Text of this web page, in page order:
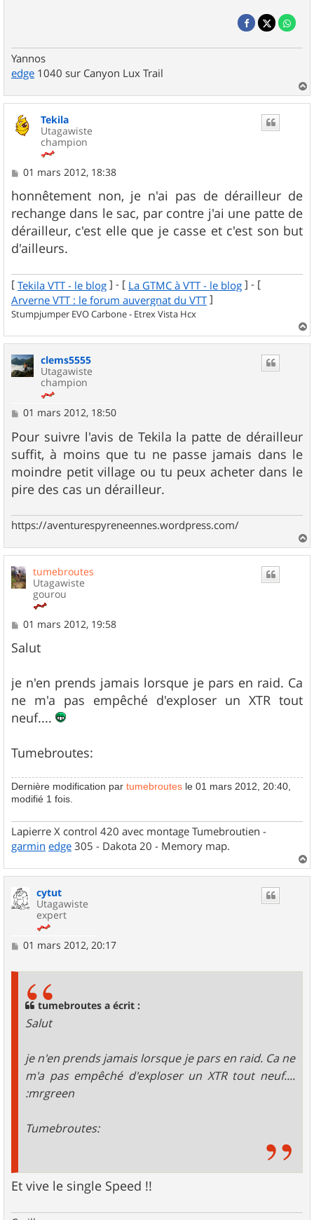
Yannos
edge 1040 sur Canyon Lux Trail
a
u
Tekila
Utagawiste
champion
M
s
s
a
g
e
01 mars 2012, 18:38
honnêtement non, je n'ai pas de dérailleur de
rechange dans le sac, par contre j'ai une patte de
dérailleur, c'est elle que je casse et c'est son but
d'ailleurs.
[ Tekila VTT - le blog ] - [ La GTMC à VTT - le blog ] - [
Arverne VTT : le forum auvergnat du VTT ]
Stumpjumper EVO Carbone - Etrex Vista Hcx
a
clems5555
Utagawiste
champion
M
s
s
a
g
e
01 mars 2012, 18:50
Pour suivre l'avis de Tekila la patte de dérailleur
suffit, à moins que tu ne passe jamais dans le
moindre petit village ou tu peux acheter dans le
pire des cas un dérailleur.
https://aventurespyreneennes.wordpress.com/
a
tumebroutes
Utagawiste
gourou
M
s
s
g
e
01 mars 2012, 19:58
Salut
je n'en prends jamais lorsque je pars en raid. Ca
ne m'a pas empêché d'exploser un XTR tout
neuf....
Tumebroutes:
Dernière modification par tumebroutes le 01 mars 2012, 20:40,
modifié 1 fois.
Lapierre X control 420 avec montage Tumebroutien -
garmin edge 305 - Dakota 20 - Memory map.
a
cytut
Utagawiste
expert
M
01 mars 2012, 20:17
tumebroutes a écrit :
Salut
je n'en prends jamais lorsque je pars en raid. Ca ne
m'a pas empêché d'exploser un XTR tout neuf....
:mrgreen
Tumebroutes:
Et vive le single Speed !!